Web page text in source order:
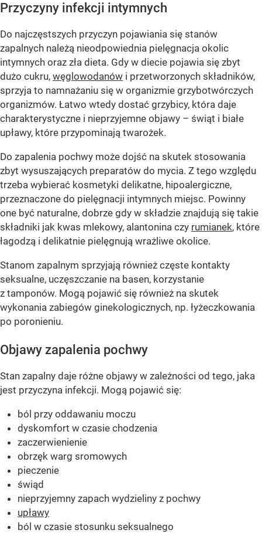
Przyczyny infekcji intymnych
Do najczęstszych przyczyn pojawiania się stanów
zapalnych należą nieodpowiednia pielęgnacja okolic
intymnych oraz zła dieta. Gdy w diecie pojawia się zbyt
dużo cukru, węglowodanów i przetworzonych składników,
sprzyja to namnażaniu się w organizmie grzybotwórczych
organizmów. Łatwo wtedy dostać grzybicy, która daje
charakterystyczne i nieprzyjemne objawy – świąt i białe
upławy, które przypominają twarożek.
Do zapalenia pochwy może dojść na skutek stosowania
zbyt wysuszających preparatów do mycia. Z tego względu
trzeba wybierać kosmetyki delikatne, hipoalergiczne,
przeznaczone do pielęgnacji intymnych miejsc. Powinny
one być naturalne, dobrze gdy w składzie znajdują się takie
składniki jak kwas mlekowy, alantonina czy rumianek, które
łagodzą i delikatnie pielęgnują wrażliwe okolice.
Stanom zapalnym sprzyjają również częste kontakty
seksualne, uczęszczanie na basen, korzystanie
z tamponów. Mogą pojawić się również na skutek
wykonania zabiegów ginekologicznych, np. łyżeczkowania
po poronieniu.
Objawy zapalenia pochwy
Stan zapalny daje różne objawy w zależności od tego, jaka
jest przyczyna infekcji. Mogą pojawić się:
ból przy oddawaniu moczu
dyskomfort w czasie chodzenia
zaczerwienienie
obrzęk warg sromowych
pieczenie
świąd
nieprzyjemny zapach wydzieliny z pochwy
upławy
ból w czasie stosunku seksualnego